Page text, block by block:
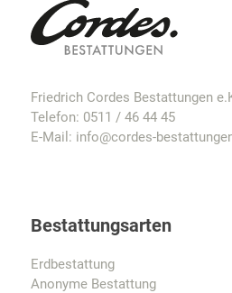
Friedrich Cordes Bestattungen
Telefon: 0511 / 46 44 45
E-Mail: info@cordes-
Bestattungsarten
Erdbestattung
Anonyme Bestattung